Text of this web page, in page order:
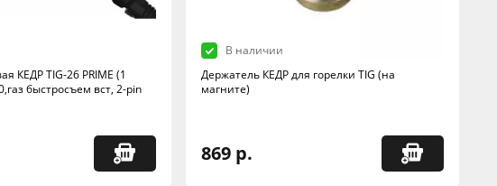
КЕДР TIG-26 PRIME (1
быстросъем вст, 2-pin
В наличии
Держатель КЕДР для горелки TIG (на
магните)
869 р.